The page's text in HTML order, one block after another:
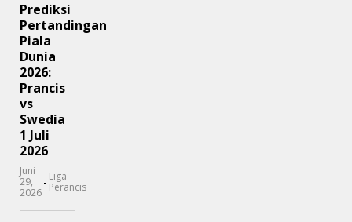
Prediksi
Pertandingan
Piala
Dunia
2026:
Prancis
vs
Swedia
1 Juli
2026
Juni
29,
2026
- Liga
Perancis